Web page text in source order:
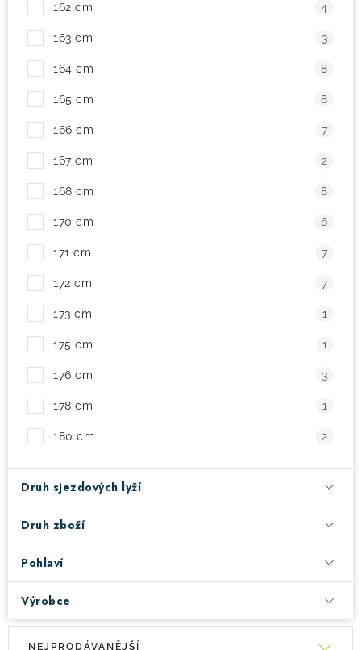
162 cm 4
163 cm 3
164 cm 8
165 cm 8
166 cm 7
167 cm 2
168 cm 8
170 cm 6
171 cm 7
172 cm 7
173 cm 1
175 cm 1
176 cm 3
178 cm 1
180 cm 2
Druh sjezdových lyží
Druh zboží
Pohlaví
Výrobce
V
Ř
NEJPRODÁVANĚJŠÍ